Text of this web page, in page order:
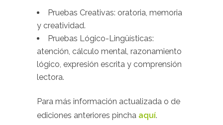
Pruebas Creativas: oratoria, memoria
y creatividad.
Pruebas Lógico-Lingüísticas:
atención, cálculo mental, razonamiento
lógico, expresión escrita y comprensión
lectora.
Para más información actualizada o de
ediciones anteriores pincha aquí.